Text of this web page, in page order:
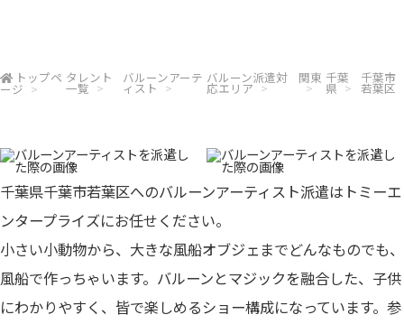
トップペ
ージ
タレント
一覧
バルーンアーテ
ィスト
バルーン派遣対
応エリア
関東 千葉
県
千葉市
若葉区
千葉県千葉市若葉区へのバルーンアーティスト派遣はトミーエ
ンタープライズにお任せください。
小さい小動物から、大きな風船オブジェまでどんなものでも、
風船で作っちゃいます。バルーンとマジックを融合した、子供
にわかりやすく、皆で楽しめるショー構成になっています。参